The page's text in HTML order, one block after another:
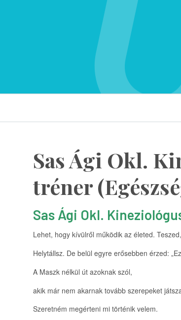
Sas Ági Okl.
tréner
Sas Ági Okl.
Lehet, hogy kívülről működik az életed.
Helytállsz. De belül egyre erősebben érzed:
A Maszk nélkül út azoknak szól,
akik már nem akarnak tovább szerepeket
Szeretném megérteni mi történik velem.